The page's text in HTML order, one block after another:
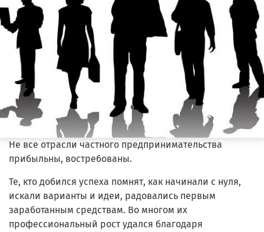
Не все отрасли частного предпринимательства
прибыльны, востребованы.
Те, кто добился успеха помнят, как начинали с нуля,
искали варианты и идеи, радовались первым
заработанным средствам. Во многом их
профессиональный рост удался благодаря